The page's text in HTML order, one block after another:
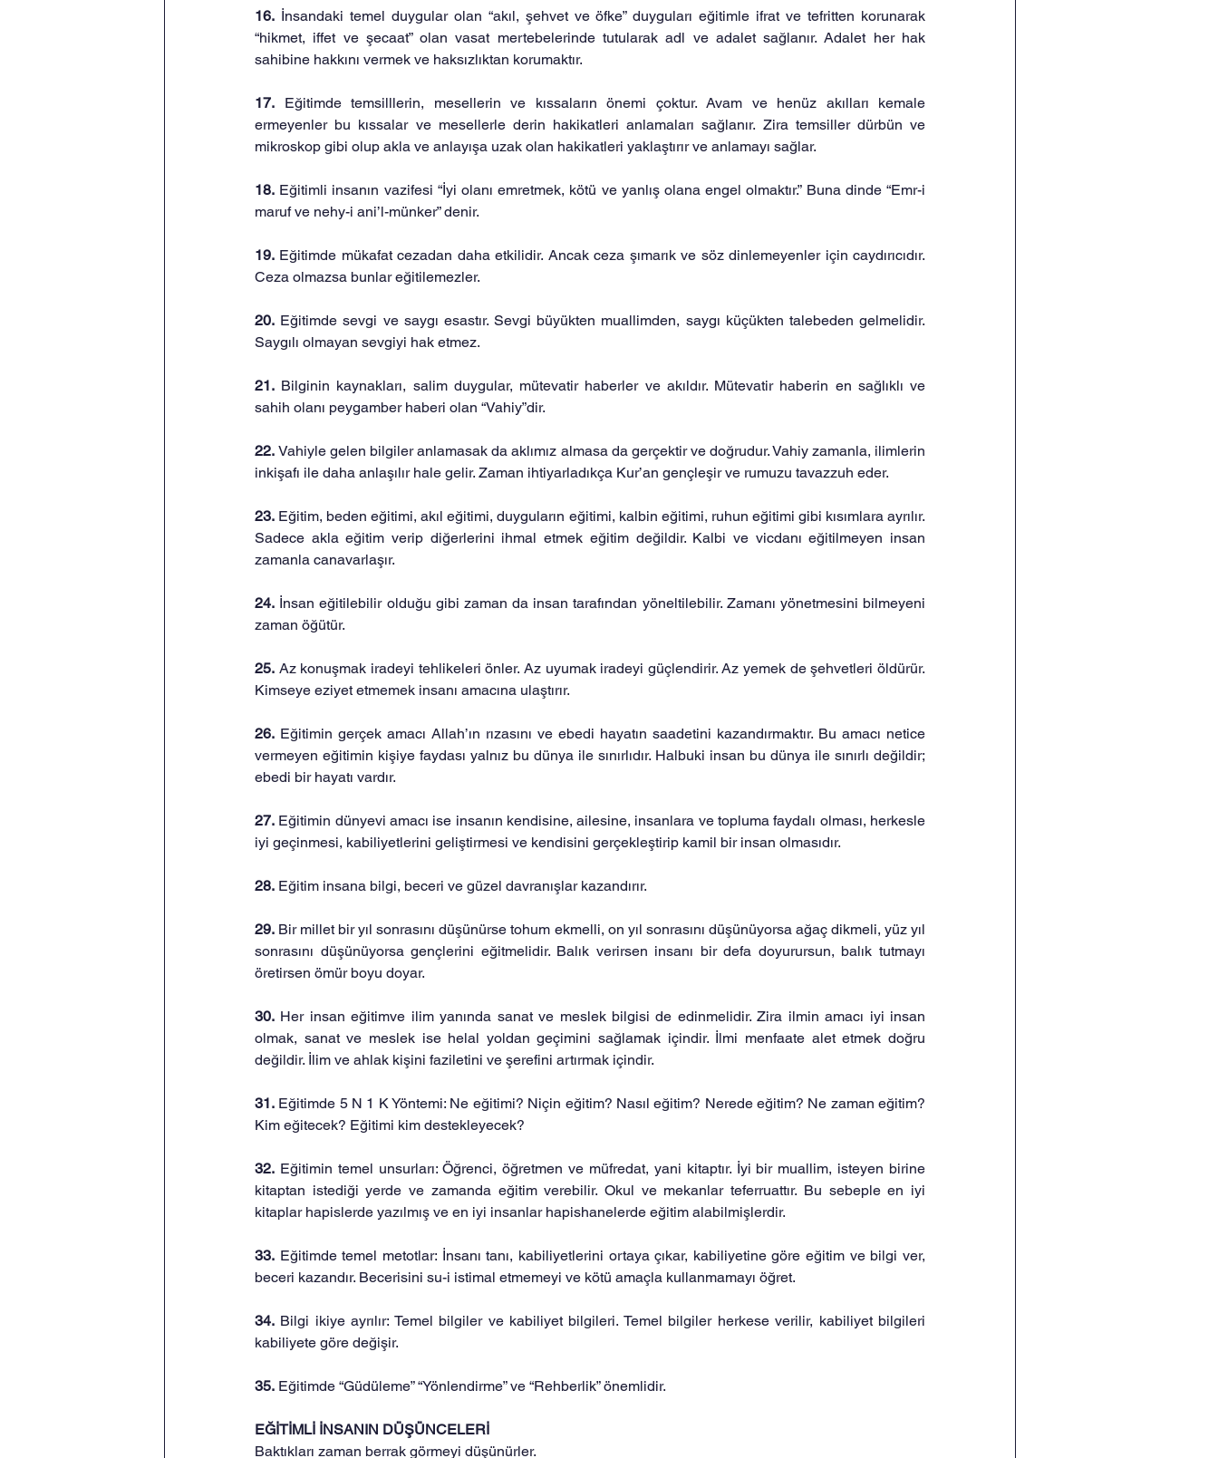
16. İnsandaki temel duygular olan “akıl, şehvet ve öfke” duyguları eğitimle ifrat ve tefritten korunarak
“hikmet, iffet ve şecaat” olan vasat mertebelerinde tutularak adl ve adalet sağlanır. Adalet her hak
sahibine hakkını vermek ve haksızlıktan korumaktır.
17. Eğitimde temsilllerin, mesellerin ve kıssaların önemi çoktur. Avam ve henüz akılları kemale
ermeyenler bu kıssalar ve mesellerle derin hakikatleri anlamaları sağlanır. Zira temsiller dürbün ve
mikroskop gibi olup akla ve anlayışa uzak olan hakikatleri yaklaştırır ve anlamayı sağlar.
18. Eğitimli insanın vazifesi “İyi olanı emretmek, kötü ve yanlış olana engel olmaktır.” Buna dinde “Emr-i
maruf ve nehy-i ani’l-münker” denir.
19. Eğitimde mükafat cezadan daha etkilidir. Ancak ceza şımarık ve söz dinlemeyenler için caydırıcıdır.
Ceza olmazsa bunlar eğitilemezler.
20. Eğitimde sevgi ve saygı esastır. Sevgi büyükten muallimden, saygı küçükten talebeden gelmelidir.
Saygılı olmayan sevgiyi hak etmez.
21. Bilginin kaynakları, salim duygular, mütevatir haberler ve akıldır. Mütevatir haberin en sağlıklı ve
sahih olanı peygamber haberi olan “Vahiy”dir.
22. Vahiyle gelen bilgiler anlamasak da aklımız almasa da gerçektir ve doğrudur. Vahiy zamanla, ilimlerin
inkişafı ile daha anlaşılır hale gelir. Zaman ihtiyarladıkça Kur’an gençleşir ve rumuzu tavazzuh eder.
23. Eğitim, beden eğitimi, akıl eğitimi, duyguların eğitimi, kalbin eğitimi, ruhun eğitimi gibi kısımlara ayrılır.
Sadece akla eğitim verip diğerlerini ihmal etmek eğitim değildir. Kalbi ve vicdanı eğitilmeyen insan
zamanla canavarlaşır.
24. İnsan eğitilebilir olduğu gibi zaman da insan tarafından yöneltilebilir. Zamanı yönetmesini bilmeyeni
zaman öğütür.
25. Az konuşmak iradeyi tehlikeleri önler. Az uyumak iradeyi güçlendirir. Az yemek de şehvetleri öldürür.
Kimseye eziyet etmemek insanı amacına ulaştırır.
26. Eğitimin gerçek amacı Allah’ın rızasını ve ebedi hayatın saadetini kazandırmaktır. Bu amacı netice
vermeyen eğitimin kişiye faydası yalnız bu dünya ile sınırlıdır. Halbuki insan bu dünya ile sınırlı değildir;
ebedi bir hayatı vardır.
27. Eğitimin dünyevi amacı ise insanın kendisine, ailesine, insanlara ve topluma faydalı olması, herkesle
iyi geçinmesi, kabiliyetlerini geliştirmesi ve kendisini gerçekleştirip kamil bir insan olmasıdır.
28. Eğitim insana bilgi, beceri ve güzel davranışlar kazandırır.
29. Bir millet bir yıl sonrasını düşünürse tohum ekmelli, on yıl sonrasını düşünüyorsa ağaç dikmeli, yüz yıl
sonrasını düşünüyorsa gençlerini eğitmelidir. Balık verirsen insanı bir defa doyurursun, balık tutmayı
öretirsen ömür boyu doyar.
30. Her insan eğitimve ilim yanında sanat ve meslek bilgisi de edinmelidir. Zira ilmin amacı iyi insan
olmak, sanat ve meslek ise helal yoldan geçimini sağlamak içindir. İlmi menfaate alet etmek doğru
değildir. İlim ve ahlak kişini faziletini ve şerefini artırmak içindir.
31. Eğitimde 5 N 1 K Yöntemi: Ne eğitimi? Niçin eğitim? Nasıl eğitim? Nerede eğitim? Ne zaman eğitim?
Kim eğitecek? Eğitimi kim destekleyecek?
32. Eğitimin temel unsurları: Öğrenci, öğretmen ve müfredat, yani kitaptır. İyi bir muallim, isteyen birine
kitaptan istediği yerde ve zamanda eğitim verebilir. Okul ve mekanlar teferruattır. Bu sebeple en iyi
kitaplar hapislerde yazılmış ve en iyi insanlar hapishanelerde eğitim alabilmişlerdir.
33. Eğitimde temel metotlar: İnsanı tanı, kabiliyetlerini ortaya çıkar, kabiliyetine göre eğitim ve bilgi ver,
beceri kazandır. Becerisini su-i istimal etmemeyi ve kötü amaçla kullanmamayı öğret.
34. Bilgi ikiye ayrılır: Temel bilgiler ve kabiliyet bilgileri. Temel bilgiler herkese verilir, kabiliyet bilgileri
kabiliyete göre değişir.
35. Eğitimde “Güdüleme” “Yönlendirme” ve “Rehberlik” önemlidir.
EĞİTİMLİ İNSANIN DÜŞÜNCELERİ
Baktıkları zaman berrak görmeyi düşünürler.